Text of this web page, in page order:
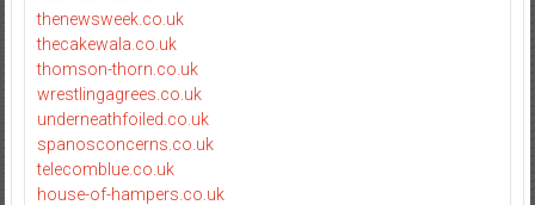
thenewsweek.co.uk
thecakewala.co.uk
thomson-thorn.co.uk
wrestlingagrees.co.uk
underneathfoiled.co.uk
spanosconcerns.co.uk
telecomblue.co.uk
house-of-hampers.co.uk